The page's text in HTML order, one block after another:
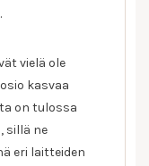
vielä ole
kasvaa
on tulossa
sillä ne
eri laitteiden